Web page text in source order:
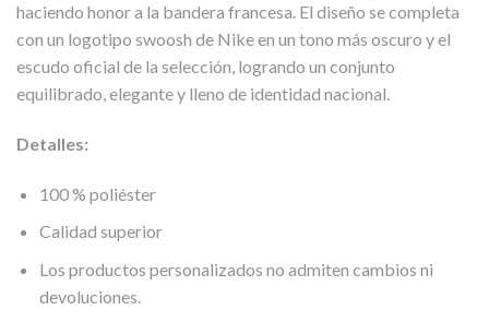
haciendo honor a la bandera francesa. El diseño se completa
con un logotipo swoosh de Nike en un tono más oscuro y el
escudo oficial de la selección, logrando un conjunto
equilibrado, elegante y lleno de identidad nacional.
Detalles:
100 % poliéster
Calidad superior
Los productos personalizados no admiten cambios ni
devoluciones.